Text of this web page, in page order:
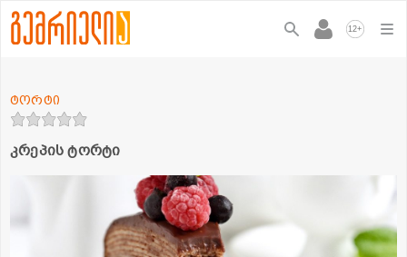
12+
კრეპის ტორტი
ტორტი